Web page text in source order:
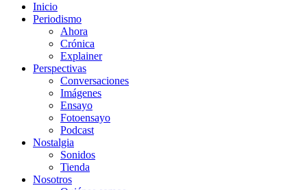
Inicio
Periodismo
Ahora
Crónica
Explainer
Perspectivas
Conversaciones
Imágenes
Ensayo
Fotoensayo
Podcast
Nostalgia
Sonidos
Tienda
Nosotros